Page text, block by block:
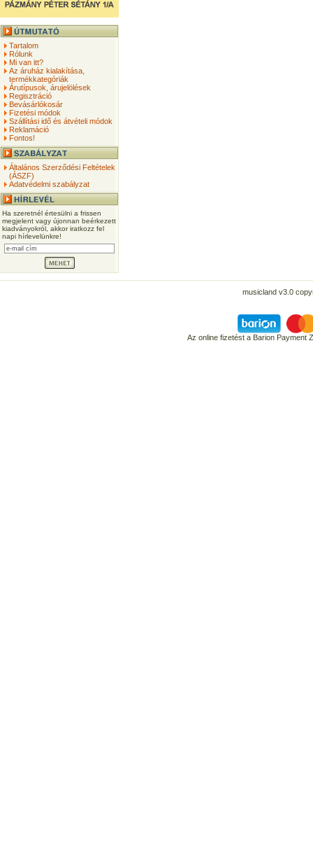
Tartalom
Rólunk
Mi van itt?
Az áruház kialakítása,
termékkategóriák
Árutípusok, árujelölések
Regisztráció
Bevásárlókosár
Fizetési módok
Szállítási idő és átvételi módok
Reklamáció
Fontos!
Általános Szerződési Feltételek
(ÁSZF)
Adatvédelmi szabályzat
Ha szeretnél értesülni a frissen
megjelent vagy újonnan beérkezett
kiadványokról, akkor iratkozz fel
napi hírlevelünkre!
musicland v3.0
Az online fizetést a Barion Payment